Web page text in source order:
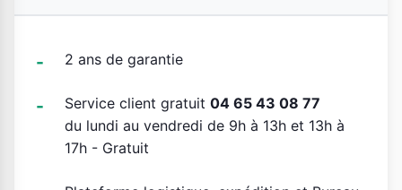
2 ans de garantie
Service client gratuit 04 65 43 08 77
du lundi au vendredi de 9h à 13h et 13h à
17h - Gratuit